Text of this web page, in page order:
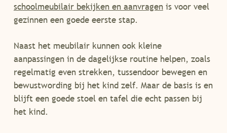
schoolmeubilair bekijken en aanvragenis voor veel
gezinnen een goede eerste stap.
Naast het meubilair kunnen ook kleine
aanpassingen in de dagelijkse routine helpen, zoals
regelmatig even strekken, tussendoor bewegen en
bewustwording bij het kind zelf. Maar de basis is en
blijft een goede stoel en tafel die echt passen bij
het kind.